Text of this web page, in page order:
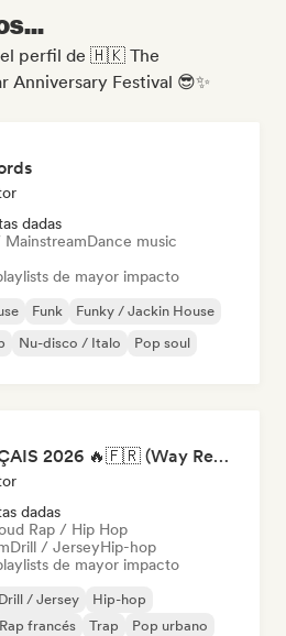
el perfil de 🇭🇰 The
Anniversary Festival 😎✨
dadas
Dance music
de mayor impacto
Funk
Funky / Jackin House
Nu-disco / Italo Pop soul
RAP FRANÇAIS 2026 🔥🇫🇷 (Way Records)
dadas
Rap / Hip Hop
Drill / JerseyHip-hop
de mayor impacto
Drill / Jersey
Hip-hop
Rap francés Trap
Pop urbano